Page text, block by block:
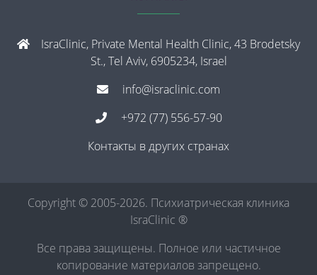
IsraClinic, Private Mental Health Clinic, 43 Brodetsky
St., Tel Aviv, 6905234, Israel
info@israclinic.com
+972 (77) 556-57-90
Контакты в других странах
Copyright © 2005-2026. Психиатрическая клиника
IsraClinic ®
Все права защищены. Полное или частичное
копирование материалов запрещено.